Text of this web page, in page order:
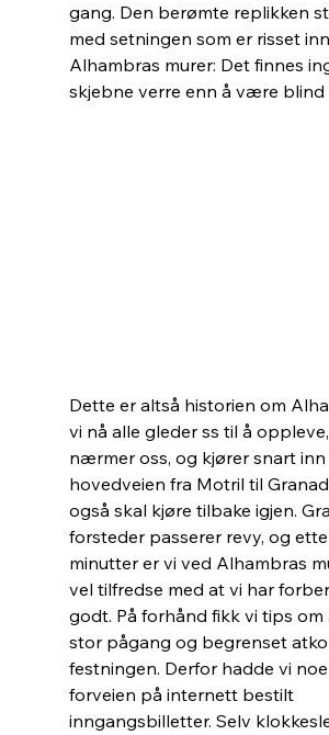
gang. Den berømte replikken
med setningen som er risset
Alhambras murer: Det finnes
skjebne verre enn å være blind
Dette er altså historien om
vi nå alle gleder ss til å
nærmer oss, og kjører snart inn
hovedveien fra Motril til
også skal kjøre tilbake igjen.
forsteder passerer revy, og
minutter er vi ved Alhambras
vel tilfredse med at vi har
godt. På forhånd fikk vi tips
stor pågang og begrenset
festningen. Derfor hadde vi
forveien på internett bestilt
inngangsbilletter. Selv